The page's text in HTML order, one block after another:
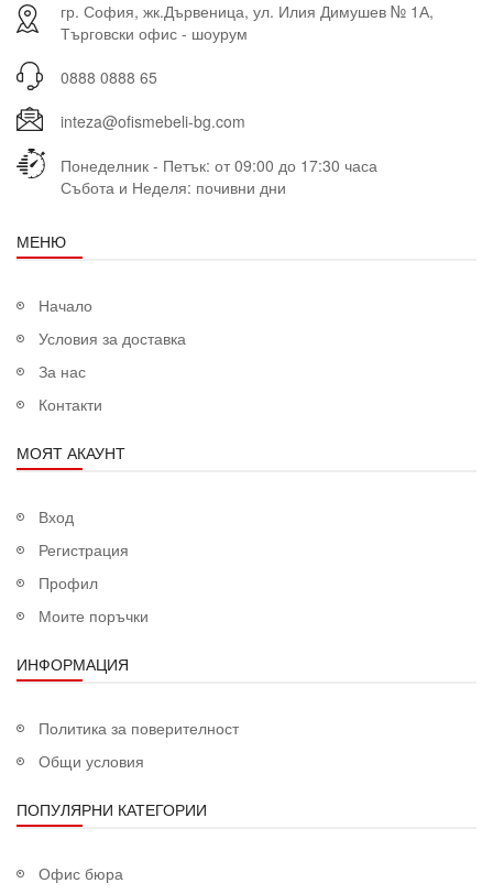
гр. София, жк.Дървеница, ул. Илия Димушев № 1А,
Търговски офис - шоурум
0888 0888 65
inteza@ofismebeli-bg.com
Понеделник - Петък: от 09:00 до 17:30 часа
Събота и Неделя: почивни дни
МЕНЮ
Начало
Условия за доставка
За нас
Контакти
МОЯТ АКАУНТ
Вход
Регистрация
Профил
Моите поръчки
ИНФОРМАЦИЯ
Политика за поверителност
Общи условия
ПОПУЛЯРНИ КАТЕГОРИИ
Офис бюра